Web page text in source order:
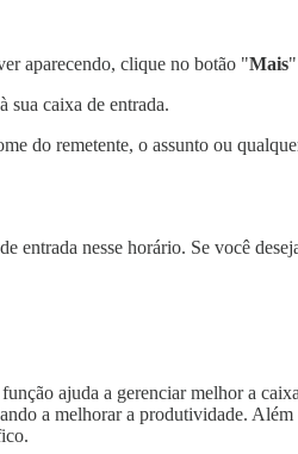
aparecendo, clique no botão "Mais
sua caixa de entrada.
do remetente, o assunto ou
nesse horário. Se você
ajuda a gerenciar melhor a
a melhorar a produtividade.